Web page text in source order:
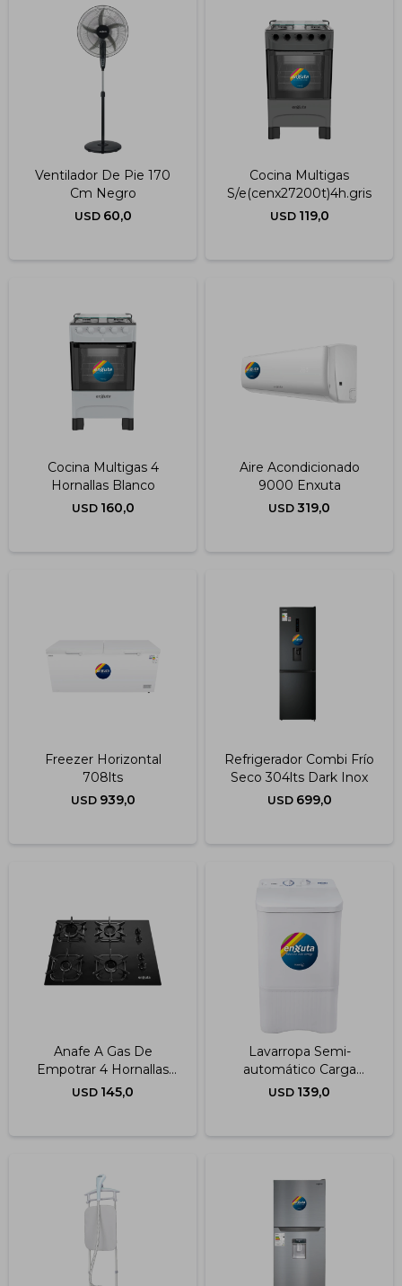
Ventilador De Pie 170
Cm Negro
USD 60,0
Cocina Multigas
S/e(cenx27200t)4h.gris
USD 119,0
Cocina Multigas 4
Hornallas Blanco
USD 160,0
Aire Acondicionado
9000 Enxuta
USD 319,0
Freezer Horizontal
708lts
USD 939,0
Refrigerador Combi Frío
Seco 304lts Dark Inox
USD 699,0
Anafe A Gas De
Empotrar 4 Hornallas
Negro
USD 145,0
Lavarropa Semi-
automático Carga
Superior 5,5 Kg
USD 139,0